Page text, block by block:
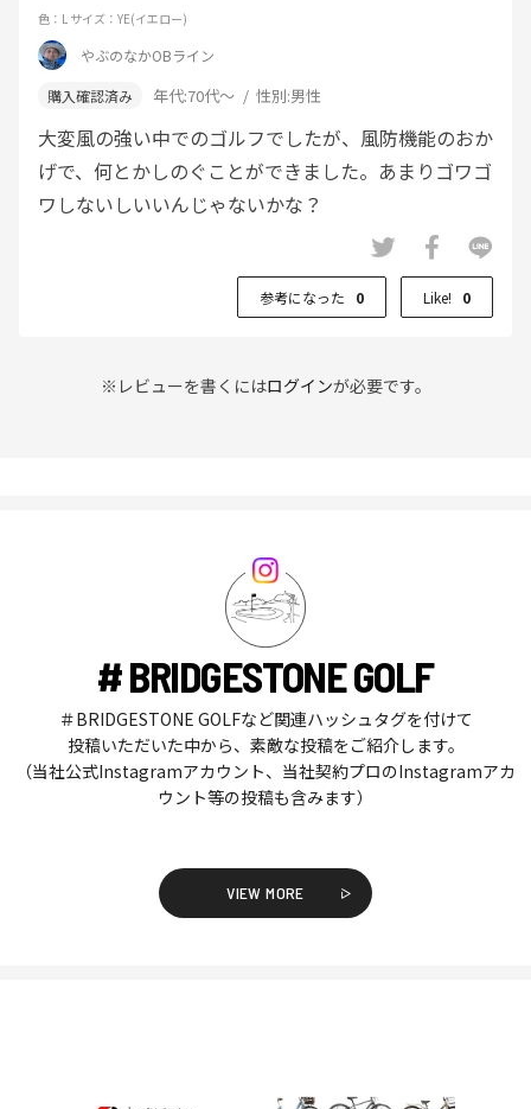
色：L サイズ：YE(イエロー)
やぶのなかOBライン
年代:70代～ 性別:男性
大変風の強い中でのゴルフでしたが、風防機能のおか
げで、何とかしのぐことができました。あまりゴワゴ
ワしないしいいんじゃないかな？
参考になった 0 Like! 0
※レビューを書くにはログインが必要です。
# BRIDGESTONE GOLF
＃BRIDGESTONE GOLFなど関連ハッシュタグを付けて
投稿いただいた中から、素敵な投稿をご紹介します。
（当社公式Instagramアカウント、当社契約プロのInstagramアカ
ウント等の投稿も含みます）
VIEW MORE